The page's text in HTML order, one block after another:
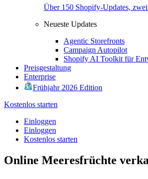
Über 150 Shopify-Updates,
Neueste Updates
Agentic Storefronts
Campaign Autopilot
Shopify AI Toolkit für
Preisgestaltung
Enterprise
Frühjahr 2026 Edition
Kostenlos starten
Einloggen
Einloggen
Kostenlos starten
Online Meeresfrüchte